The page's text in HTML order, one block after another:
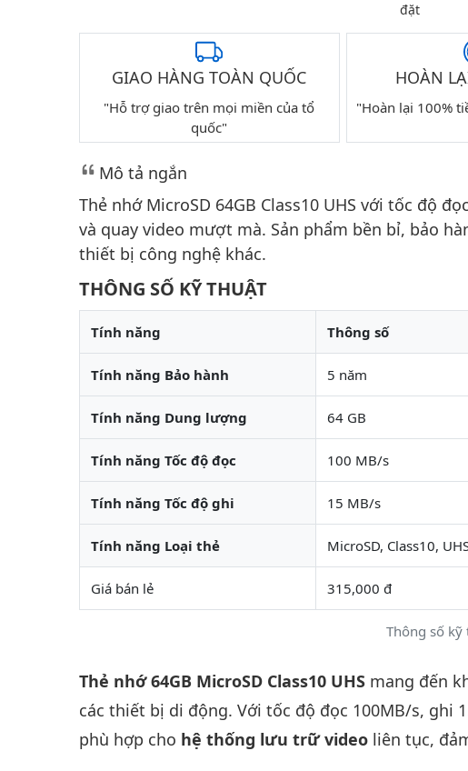
đặt
GIAO HÀNG TOÀN QUỐC
"Hỗ trợ giao trên mọi miền của tổ
quốc"
HOÀN
"Hoàn lại 100%
Mô tả ngắn
Thẻ nhớ MicroSD 64GB Class10 UHS với tốc độ
và quay video mượt mà. Sản phẩm bền bỉ, bảo
thiết bị công nghệ khác.
THÔNG SỐ KỸ THUẬT
Thông số kỹ
Tính năng Thông số
Tính năng Bảo hành 5 năm
Tính năng Dung lượng 64 GB
Tính năng Tốc độ đọc 100 MB/s
Tính năng Tốc độ ghi 15 MB/s
Tính năng Loại thẻ MicroSD, Class10,
Giá bán lẻ 315,000 đ
Thẻ nhớ 64GB MicroSD Class10 UHS mang đến
các thiết bị di động. Với tốc độ đọc 100MB/s, ghi
phù hợp cho hệ thống lưu trữ video liên tục,